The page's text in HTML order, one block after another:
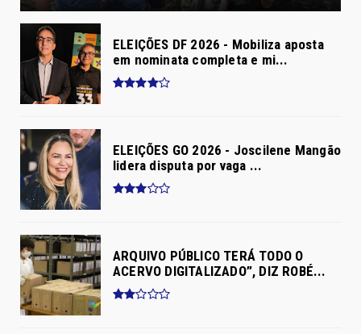
ELEIÇÕES DF 2026 - Mobiliza aposta
em nominata completa e mi...
ELEIÇÕES GO 2026 - Joscilene Mangão
lidera disputa por vaga ...
ARQUIVO PÚBLICO TERÁ TODO O
ACERVO DIGITALIZADO”, DIZ ROBÉ...